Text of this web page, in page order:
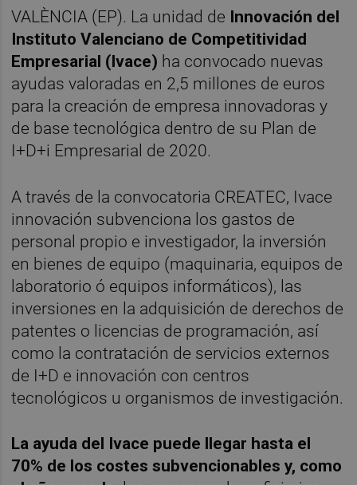
VALÈNCIA (EP). La unidad de Innovación del
Instituto Valenciano de Competitividad
Empresarial (Ivace) ha convocado nuevas
ayudas valoradas en 2,5 millones de euros
para la creación de empresa innovadoras y
de base tecnológica dentro de su Plan de
I+D+i Empresarial de 2020.
A través de la convocatoria CREATEC, Ivace
innovación subvenciona los gastos de
personal propio e investigador, la inversión
en bienes de equipo (maquinaria, equipos de
laboratorio ó equipos informáticos), las
inversiones en la adquisición de derechos de
patentes o licencias de programación, así
como la contratación de servicios externos
de I+D e innovación con centros
tecnológicos u organismos de investigación.
La ayuda del Ivace puede llegar hasta el
70% de los costes subvencionables y, como